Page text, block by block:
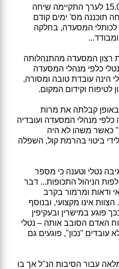
"בתאריך המצוין לעיל בשעה 15.00 לערך התקיימה שיחה
תוכננה מס' ימים קודם
לכותלי המסעדה, בחלקה
רצון המסעדה מהתנהלותה
כלפי מנהלי המסעדה
הינה עובדת טובה ומסורה,
וקידום המקום.
באופן קבלתה את מרות
כלפי מנהלי המסעדה ועובדיה
כאשר משהו לא היה
ביטוי בהרמת קול, השפלה
נטלי וטענה כי מספר
למצב זה: (1) החלפות הניהול התכופות... דבר
ודאות ומרמור בקרב
הצוות אינו מקצועי, ובנוסף
פוגע במישרין ובעקיפין
ובאיכות עבודתה; (3) כוח האדם הסובב אותה – נטלי
"נכון", פוגעים גם
עבור הסיבות הנ"ל אך בו